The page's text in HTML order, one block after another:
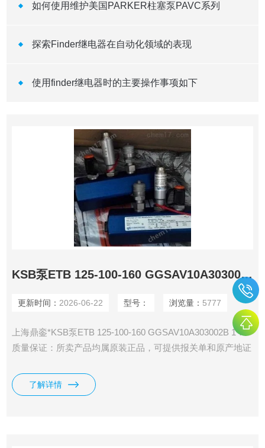
如何使用维护美国PARKER柱塞泵PAVC系列
探索Finder继电器在自动化领域的表现
使用finder继电器时的主要操作事项如下
KSB泵ETB 125-100-160 GGSAV10A303002B
更新时间： 2026-06-22 型号： 浏览量： 5777
上海鼎銮*KSB泵ETB 125-100-160 GGSAV10A303002B 1：
质量保证：所卖产品均属原装正品，可提供报关单和原产地证
了解详情